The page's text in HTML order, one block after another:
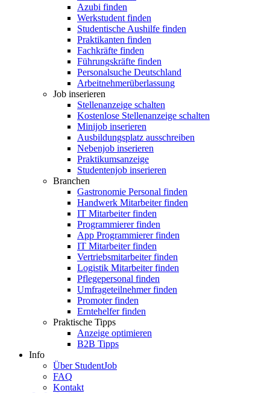
Azubi finden
Werkstudent finden
Studentische Aushilfe finden
Praktikanten finden
Fachkräfte finden
Führungskräfte finden
Personalsuche Deutschland
Arbeitnehmerüberlassung
Job inserieren
Stellenanzeige schalten
Kostenlose Stellenanzeige schalten
Minijob inserieren
Ausbildungsplatz ausschreiben
Nebenjob inserieren
Praktikumsanzeige
Studentenjob inserieren
Branchen
Gastronomie Personal finden
Handwerk Mitarbeiter finden
IT Mitarbeiter finden
Programmierer finden
App Programmierer finden
IT Mitarbeiter finden
Vertriebsmitarbeiter finden
Logistik Mitarbeiter finden
Pflegepersonal finden
Umfrageteilnehmer finden
Promoter finden
Erntehelfer finden
Praktische Tipps
Anzeige optimieren
B2B Tipps
Info
Über StudentJob
FAQ
Kontakt